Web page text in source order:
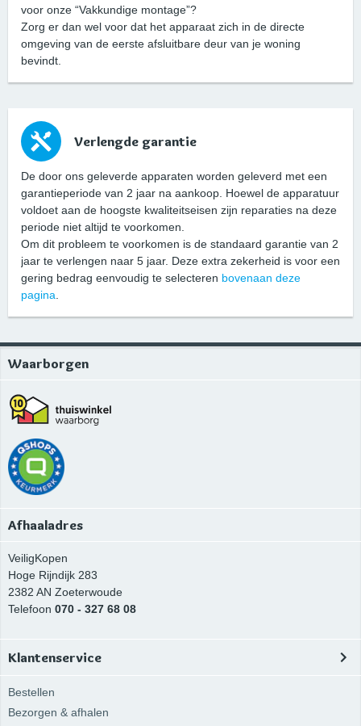
voor onze “Vakkundige montage”?
Zorg er dan wel voor dat het apparaat zich in de directe
omgeving van de eerste afsluitbare deur van je woning
bevindt.
Verlengde garantie
De door ons geleverde apparaten worden geleverd met een
garantieperiode van 2 jaar na aankoop. Hoewel de apparatuur
voldoet aan de hoogste kwaliteitseisen zijn reparaties na deze
periode niet altijd te voorkomen.
Om dit probleem te voorkomen is de standaard garantie van 2
jaar te verlengen naar 5 jaar. Deze extra zekerheid is voor een
gering bedrag eenvoudig te selecteren bovenaan deze
pagina
Waarborgen
Afhaaladres
VeiligKopen
Hoge Rijndijk 283
2382 AN Zoeterwoude
Telefoon 070 - 327 68 08
Klantenservice
Bestellen
Bezorgen & afhalen